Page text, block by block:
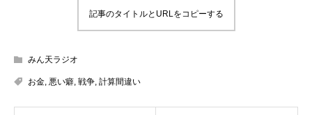
記事のタイトルとURLをコピーする
みん天ラジオ
お金 悪い癖 戦争 計算間違い